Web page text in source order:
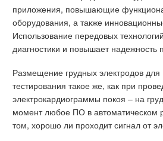
приложения, повышающие
оборудования, а также
Использование передовых
диагностики и повышает надежность
Размещение грудных электродов для
тестирования такое же, как при
электрокардиограммы покоя – на
момент любое ПО в автоматическом
том, хорошо ли проходит сигнал от